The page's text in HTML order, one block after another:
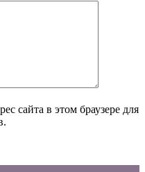
сайта в этом браузере для